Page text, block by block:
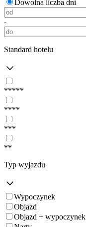
Dowolna liczba dni
-
Standard hotelu
*****
****
***
**
Typ wyjazdu
Wypoczynek
Objazd
Objazd + wypoczynek